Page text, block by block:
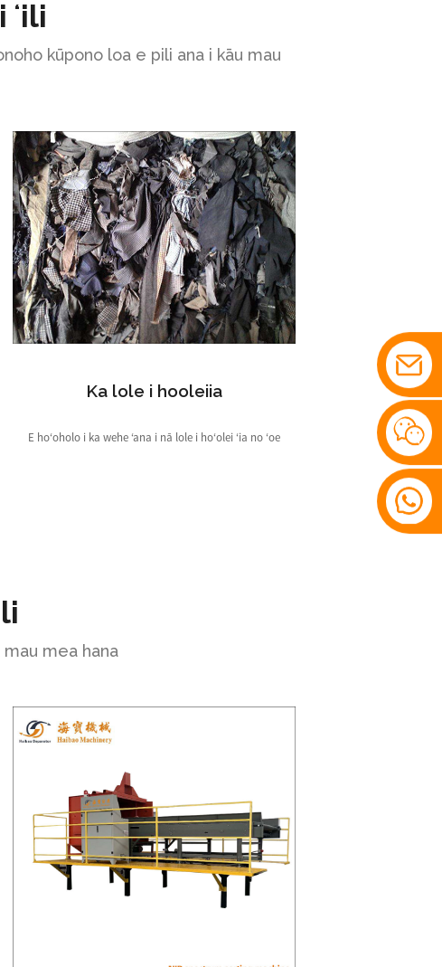
ʻili
kūpono loa e pili ana i kāu mau
Ka lole i hooleiia
E hoʻoholo i ka wehe ʻana i nā lole i hoʻolei ʻia no ʻoe
mau mea hana